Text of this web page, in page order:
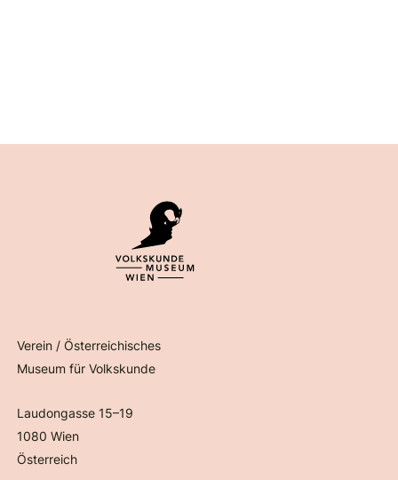
Verein / Österreichisches
Museum für Volkskunde
Laudongasse 15–19
1080 Wien
Österreich